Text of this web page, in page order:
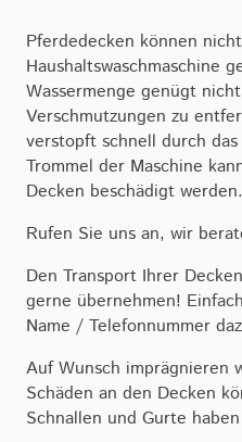
Pferdedecken können
Haushaltswaschmaschine
Wassermenge genügt
Verschmutzungen zu
verstopft schnell durch
Trommel der Maschine
Decken beschädigt werden.
Rufen Sie uns an, wir
Den Transport Ihrer
gerne übernehmen!
Name / Telefonnummer
Auf Wunsch imprägnieren
Schäden an den Decken
Schnallen und Gurte